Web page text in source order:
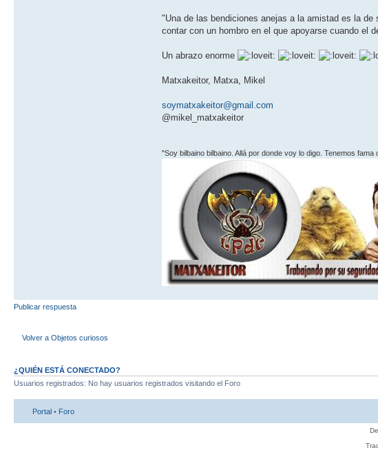
"Una de las bendiciones anejas a la amistad es la
contar con un hombro en el que apoyarse cuando el
Un abrazo enorme
Matxakeitor, Matxa, Mikel
soymatxakeitor@gmail.com
@mikel_matxakeitor
"Soy bilbaino bilbaino. Allá por donde voy lo digo. Tenemos
Publicar respuesta
Volver a Objetos curiosos
¿QUIÉN ESTÁ CONECTADO?
Usuarios registrados: No hay usuarios registrados visitando el Foro
Portal • Foro